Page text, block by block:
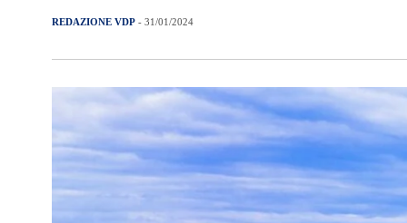
REDAZIONE VDP - 31/01/2024